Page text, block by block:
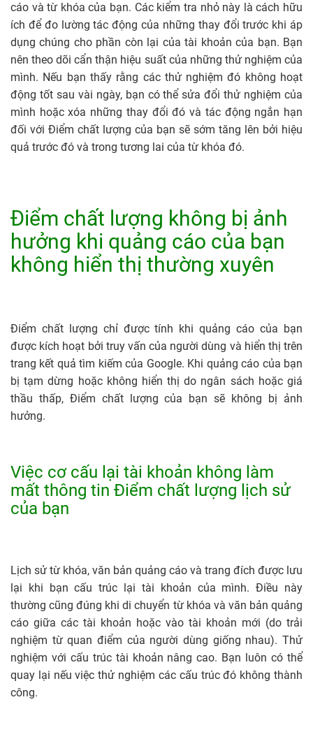
cáo và từ khóa của bạn. Các kiểm tra nhỏ này là cách hữu
ích để đo lường tác động của những thay đổi trước khi áp
dụng chúng cho phần còn lại của tài khoản của bạn. Bạn
nên theo dõi cẩn thận hiệu suất của những thử nghiệm của
mình. Nếu bạn thấy rằng các thử nghiệm đó không hoạt
động tốt sau vài ngày, bạn có thể sửa đổi thử nghiệm của
mình hoặc xóa những thay đổi đó và tác động ngắn hạn
đối với Điểm chất lượng của bạn sẽ sớm tăng lên bởi hiệu
quả trước đó và trong tương lai của từ khóa đó.
Điểm chất lượng không bị ảnh
hưởng khi quảng cáo của bạn
không hiển thị thường xuyên
Điểm chất lượng chỉ được tính khi quảng cáo của bạn
được kích hoạt bởi truy vấn của người dùng và hiển thị trên
trang kết quả tìm kiếm của Google. Khi quảng cáo của bạn
bị tạm dừng hoặc không hiển thị do ngân sách hoặc giá
thầu thấp, Điểm chất lượng của bạn sẽ không bị ảnh
hưởng.
Việc cơ cấu lại tài khoản không làm
mất thông tin Điểm chất lượng lịch sử
của bạn
Lịch sử từ khóa, văn bản quảng cáo và trang đích được lưu
lại khi bạn cấu trúc lại tài khoản của mình. Điều này
thường cũng đúng khi di chuyển từ khóa và văn bản quảng
cáo giữa các tài khoản hoặc vào tài khoản mới (do trải
nghiệm từ quan điểm của người dùng giống nhau). Thử
nghiệm với cấu trúc tài khoản nâng cao. Bạn luôn có thể
quay lại nếu việc thử nghiệm các cấu trúc đó không thành
công.